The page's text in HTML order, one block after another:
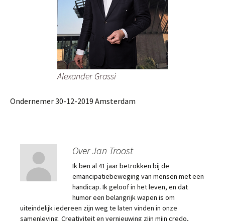
Alexander Grassi
Ondernemer 30-12-2019 Amsterdam
Over Jan Troost
Ik ben al 41 jaar betrokken bij de
emancipatiebeweging van mensen met een
handicap. Ik geloof in het leven, en dat
humor een belangrijk wapen is om
uiteindelijk iedereen zijn weg te laten vinden in onze
samenleving. Creativiteit en vernieuwing zijn mijn credo,